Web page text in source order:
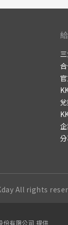
All rights
份有限公司 提供